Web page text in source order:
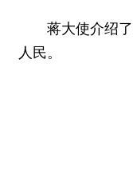
蒋大使介绍
人民。